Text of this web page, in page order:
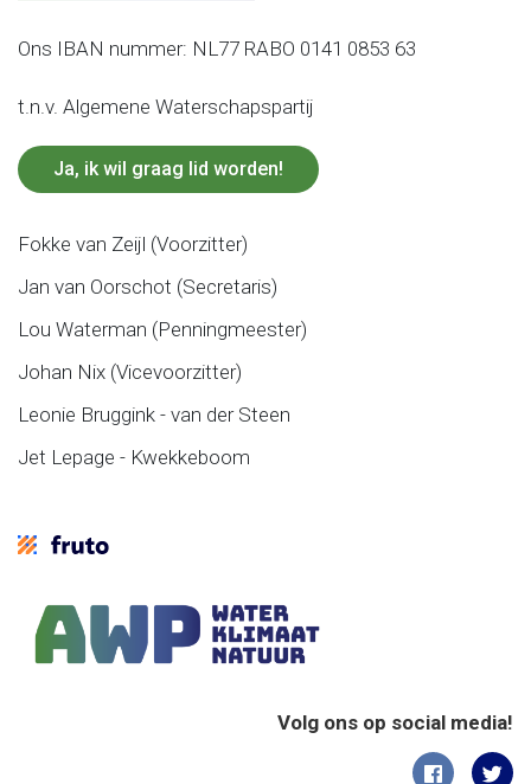
Ons IBAN nummer: NL77 RABO 0141 0853 63
t.n.v. Algemene Waterschapspartij
Ja, ik wil graag lid worden!
Fokke van Zeijl (Voorzitter)
Jan van Oorschot (Secretaris)
Lou Waterman (Penningmeester)
Johan Nix (Vicevoorzitter)
Leonie Bruggink - van der Steen
Jet Lepage - Kwekkeboom
Volg ons op social media!